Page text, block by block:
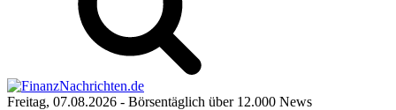
Freitag, 07.08.2026 - Börsentäglich über 12.000 News